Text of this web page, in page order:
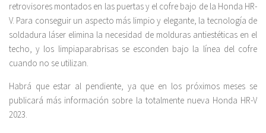
retrovisores montados en las puertas y el cofre bajo de la Honda HR-
V. Para conseguir un aspecto más limpio y elegante, la tecnología de
soldadura láser elimina la necesidad de molduras antiestéticas en el
techo, y los limpiaparabrisas se esconden bajo la línea del cofre
cuando no se utilizan.
Habrá que estar al pendiente, ya que en los próximos meses se
publicará más información sobre la totalmente nueva Honda HR-V
2023.